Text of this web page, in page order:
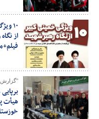
۱۰
از
هیأت